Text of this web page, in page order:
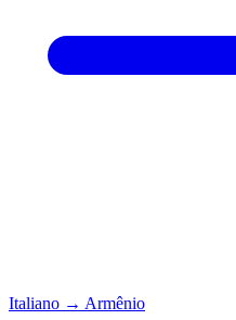
Italiano → Armênio